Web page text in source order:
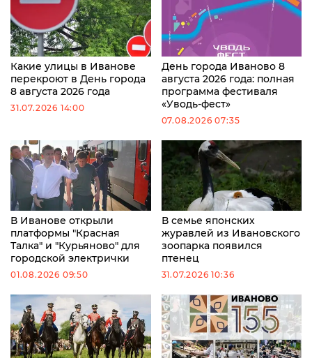
Какие улицы в Иванове
перекроют в День города
8 августа 2026 года
31.07.2026 14:00
День города Иваново 8
августа 2026 года: полная
программа фестиваля
«Уводь-фест»
07.08.2026 07:35
В Иванове открыли
платформы "Красная
Талка" и "Курьяново" для
городской электрички
01.08.2026 09:50
В семье японских
журавлей из Ивановского
зоопарка появился
птенец
31.07.2026 10:36